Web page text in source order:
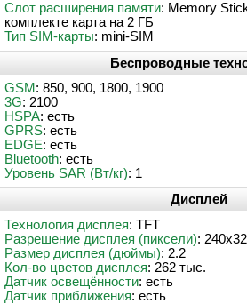
Слот расширения памяти: Memory
комплекте карта на 2 ГБ
Тип SIM-карты: mini-SIM
Беспроводные
GSM : 850, 900, 1800, 1900
3G: 2100
HSPA: есть
GPRS: есть
EDGE: есть
Bluetooth: есть
Уровень SAR (Вт/кг): 1
Дисплей
Технология дисплея: TFT
Разрешение дисплея (пиксели):
Размер дисплея (дюймы): 2.2
Кол-во цветов дисплея: 262 тыс.
Датчик освещённости: есть
Датчик приближения: есть